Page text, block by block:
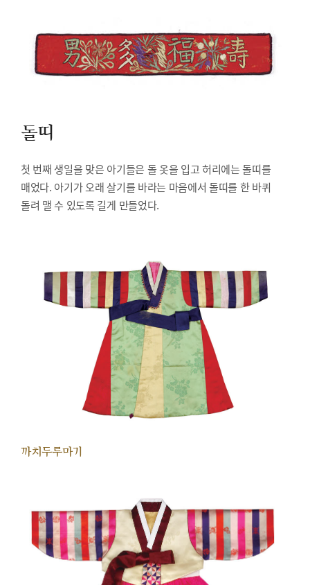
돌띠
첫 번째 생일을 맞은 아기들은 돌 옷을 입고 허리에는 돌띠를
매었다. 아기가 오래 살기를 바라는 마음에서 돌띠를 한 바퀴
돌려 맬 수 있도록 길게 만들었다.
까치두루마기